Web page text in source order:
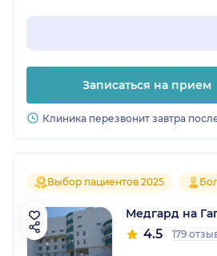
Записаться на прием
Клиника перезвонит завтра
Выбор пациентов 2025
Медгард на
4.5 179